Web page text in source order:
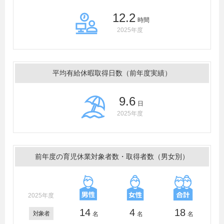
12.2 時間
2025年度
平均有給休暇取得日数（前年度実績）
9.6 日
2025年度
前年度の育児休業対象者数・取得者数（男女別）
2025年度
対象者 14 名 4 名 18 名